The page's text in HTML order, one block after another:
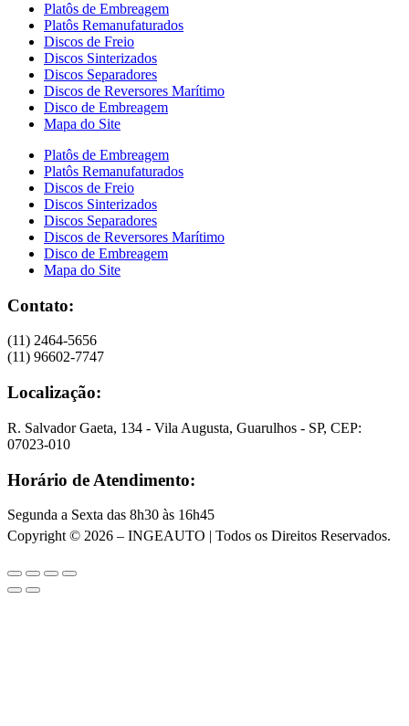
Platôs de Embreagem
Platôs Remanufaturados
Discos de Freio
Discos Sinterizados
Discos Separadores
Discos de Reversores Marítimo
Disco de Embreagem
Mapa do Site
Platôs de Embreagem
Platôs Remanufaturados
Discos de Freio
Discos Sinterizados
Discos Separadores
Discos de Reversores Marítimo
Disco de Embreagem
Mapa do Site
Contato:
(11) 2464-5656
(11) 96602-7747
Localização:
R. Salvador Gaeta, 134 - Vila Augusta, Guarulhos - SP, CEP:
07023-010
Horário de Atendimento:
Segunda a Sexta das 8h30 às 16h45
Copyright © 2026 – INGEAUTO | Todos os Direitos Reservados.